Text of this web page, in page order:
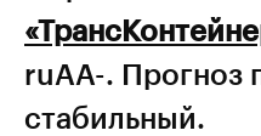
ruAA-. Прогноз
стабильный.